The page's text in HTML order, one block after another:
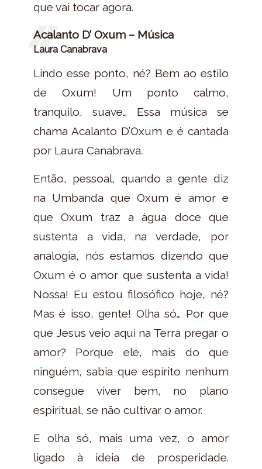
que vai tocar agora.
Acalanto D’ Oxum – Música
Laura Canabrava
Lindo esse ponto, né? Bem ao estilo
de Oxum! Um ponto calmo,
tranquilo, suave… Essa música se
chama Acalanto D’Oxum e é cantada
por Laura Canabrava.
Então, pessoal, quando a gente diz
na Umbanda que Oxum é amor e
que Oxum traz a água doce que
sustenta a vida, na verdade, por
analogia, nós estamos dizendo que
Oxum é o amor que sustenta a vida!
Nossa! Eu estou filosófico hoje, né?
Mas é isso, gente! Olha só… Por que
que Jesus veio aqui na Terra pregar o
amor? Porque ele, mais do que
ninguém, sabia que espírito nenhum
consegue viver bem, no plano
espiritual, se não cultivar o amor.
E olha só, mais uma vez, o amor
ligado à ideia de prosperidade.